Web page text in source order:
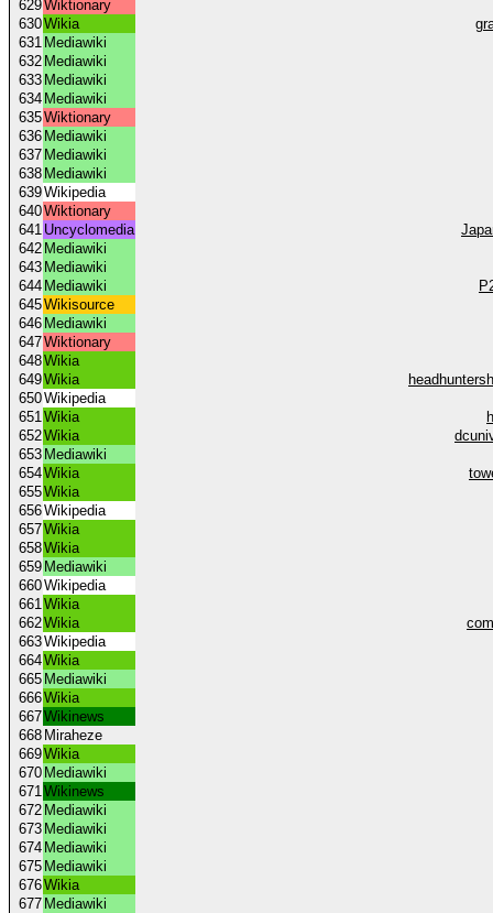
629Wiktionary
630Wikia
631 Mediawiki
632 Mediawiki
633 Mediawiki
634 Mediawiki
635Wiktionary
636 Mediawiki
637 Mediawiki
638 Mediawiki
639Wikipedia
640Wiktionary
641 Uncyclomedia
642 Mediawiki
643 Mediawiki
644 Mediawiki
645Wikisource
646 Mediawiki
647Wiktionary
648Wikia
649Wikia
650Wikipedia
651Wikia
652Wikia
653 Mediawiki
654Wikia
655Wikia
656Wikipedia
657Wikia
658Wikia
659 Mediawiki
660Wikipedia
661Wikia
662Wikia
663Wikipedia
664Wikia
665 Mediawiki
666Wikia
667Wikinews
668 Miraheze
669Wikia
670 Mediawiki
671Wikinews
672 Mediawiki
673 Mediawiki
674 Mediawiki
675 Mediawiki
676Wikia
677 Mediawiki